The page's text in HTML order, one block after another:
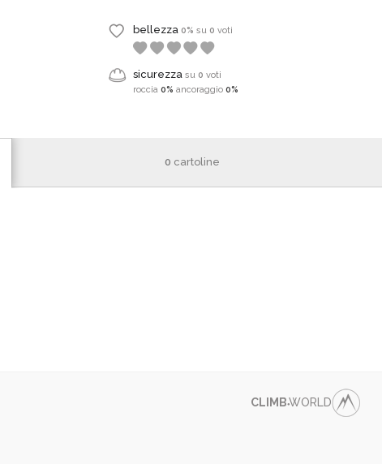
bellezza 0%su 0voti
sicurezzasu 0voti
roccia0% ancoraggio0%
0 cartoline
CLIMB●WORLD